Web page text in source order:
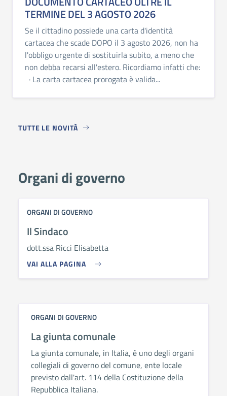
TERMINE DEL 3 AGOSTO 2026
Se il cittadino possiede una carta d'identità
cartacea che scade DOPO il 3 agosto 2026, non ha
l'obbligo urgente di sostituirla subito, a meno che
non debba recarsi all'estero. Ricordiamo infatti che:
· La carta cartacea prorogata è valida...
TUTTE LE NOVITÀ
Organi di governo
ORGANI DI GOVERNO
Il Sindaco
dott.ssa Ricci Elisabetta
VAI ALLA PAGINA
ORGANI DI GOVERNO
La giunta comunale
La giunta comunale, in Italia, è uno degli organi
collegiali di governo del comune, ente locale
previsto dall'art. 114 della Costituzione della
Repubblica Italiana.